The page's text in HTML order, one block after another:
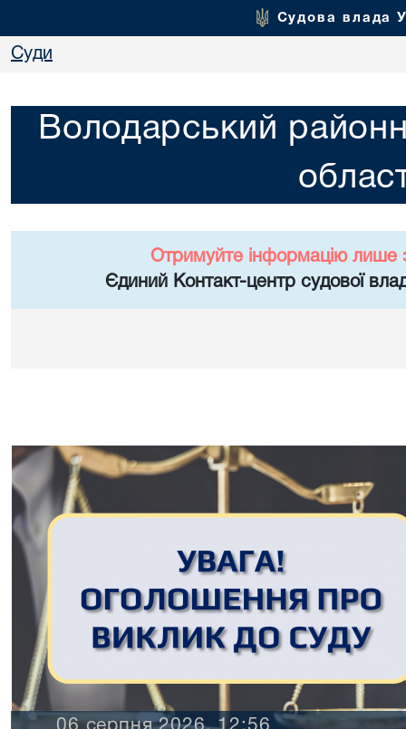
Судова влада
Суди
Володарський
Отримуйте інформацію лише
Єдиний Контакт-центр судової